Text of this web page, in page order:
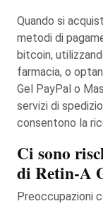
Quando si
metodi di
bitcoin,
farmacia, o
Gel PayPal o
servizi di
consentono la
Ci sono
di Retin-A
Preoccupazioni